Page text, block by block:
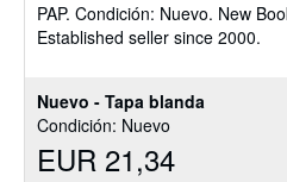
Nuevo - Tapa blanda
Condición: Nuevo
EUR 21,34
5
de
PAP. Condición: Nuevo. New
Established seller since 2000.